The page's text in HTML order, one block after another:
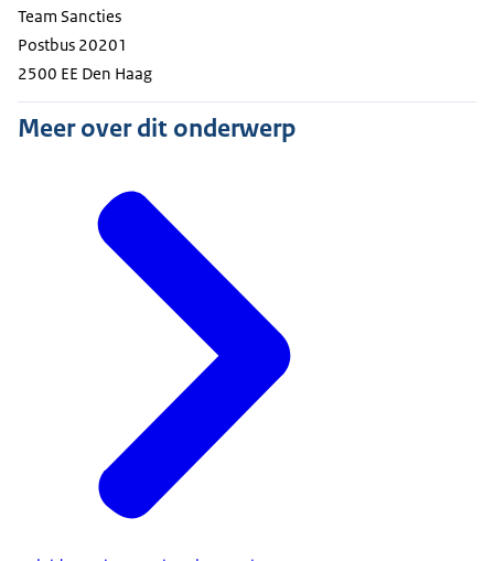
Team Sancties
Postbus 20201
2500 EE Den Haag
Meer over dit onderwerp